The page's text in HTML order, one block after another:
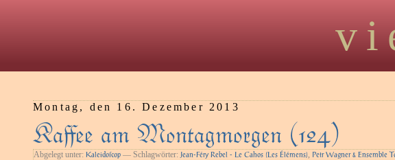
Montag, den 16. Dezember 2013
Kaﬀee am Montagmorgen (124)
Abgelegt unter: Kaleidoſcop — Schlagwörter: Jean-Féry Rebel - Le Cahos (Les Élémens), Petr Wagner & Ensemble